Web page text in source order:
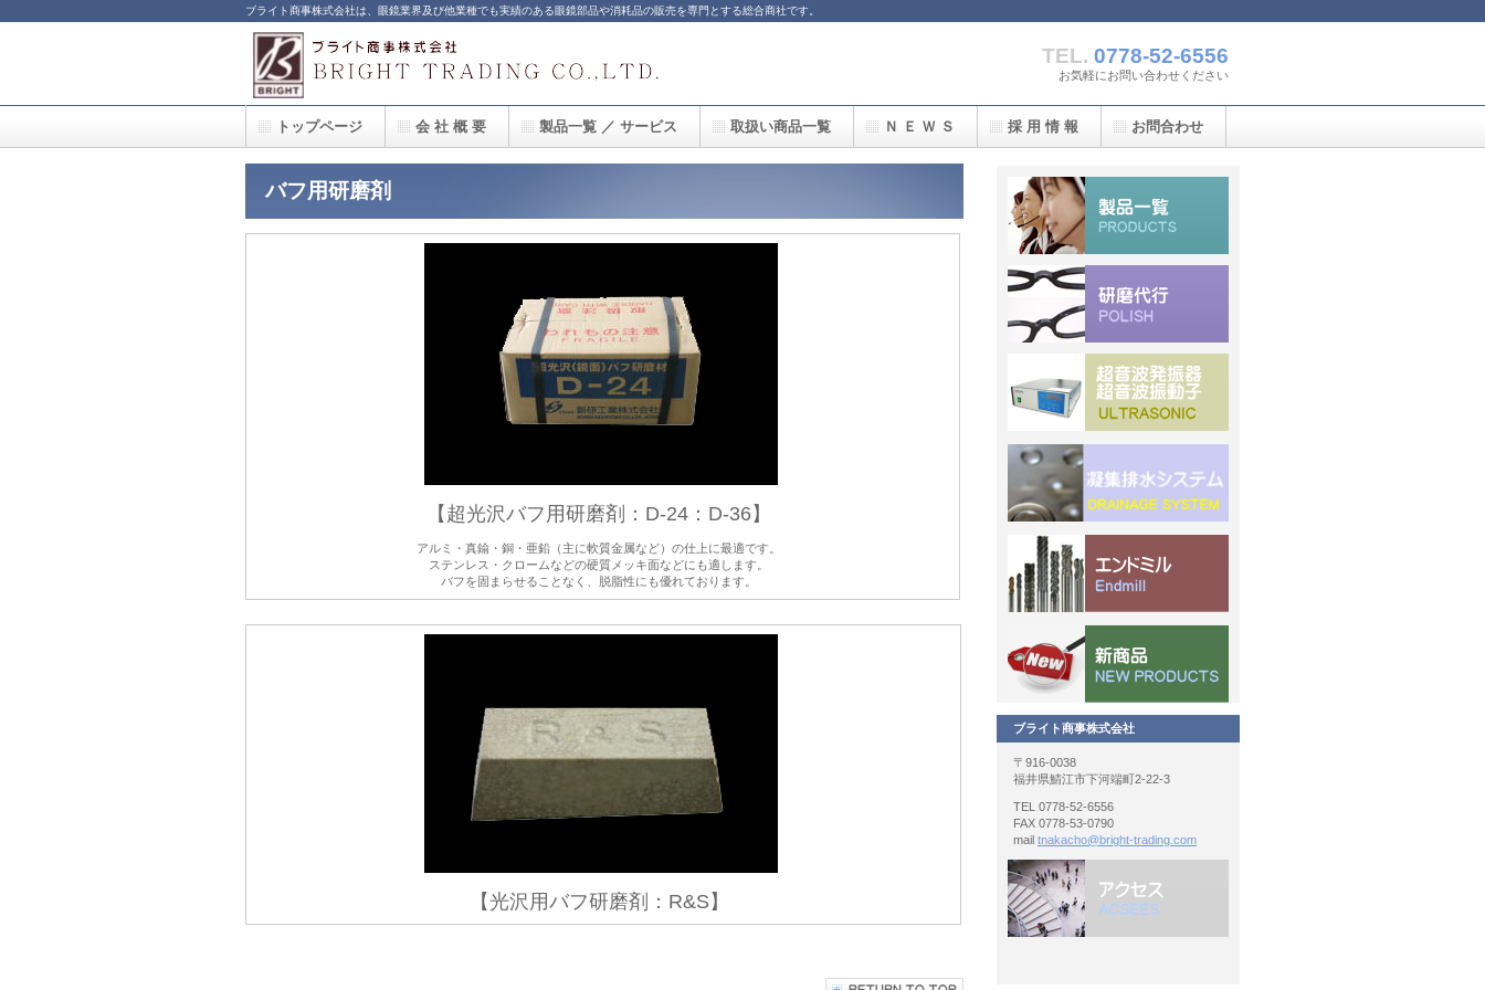
ブライト商事株式会社は、眼鏡業界及び他業種でも実績のある眼鏡部品や消耗品の販売を専門とする総合商社です。
TEL. 0778-52-6556
お気軽にお問い合わせください
バフ用研磨剤
【超光沢バフ用研磨剤：D-24：D-36】
アルミ・真鍮・銅・亜鉛（主に軟質金属など）の仕上に最適です。
ステンレス・クロームなどの硬質メッキ面などにも適します。
バフを固まらせることなく、脱脂性にも優れております。
【光沢用バフ研磨剤：R&S】
トップページ 会 社 概 要 製品一覧 ／ サービス 取扱い商品一覧 Ｎ Ｅ Ｗ Ｓ 採 用 情 報 お問合わせ
ブライト商事株式会社
〒916-0038
福井県鯖江市下河端町2-22-3
TEL 0778-52-6556
FAX 0778-53-0790
mail tnakacho@bright-trading.com